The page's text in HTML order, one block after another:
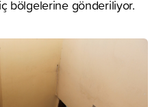
bölgelerine gönderiliyor.